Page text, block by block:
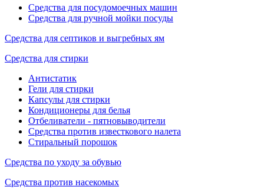
Средства для посудомоечных машин
Средства для ручной мойки посуды
Средства для септиков и выгребных ям
Средства для стирки
Антистатик
Гели для стирки
Капсулы для стирки
Кондиционеры для белья
Отбеливатели - пятновыводители
Средства против известкового налета
Стиральный порошок
Средства по уходу за обувью
Средства против насекомых